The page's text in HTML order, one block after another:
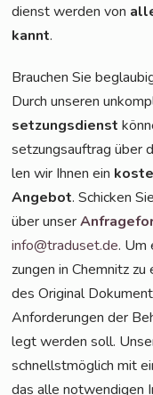
dienst wer­den von
kannt.
Brau­chen Sie
Durch unse­ren
set­zungs­dienst
set­zungs­auf­trag über
len wir Ihnen ein
Ange­bot. Schi­cken
über unser
info@traduset.de. Um
zun­gen in Chem­nitz
des Ori­gi­nal
Anfor­de­run­gen der
legt wer­den soll.
schnellst­mög­lich mit
das alle not­wen­di­gen